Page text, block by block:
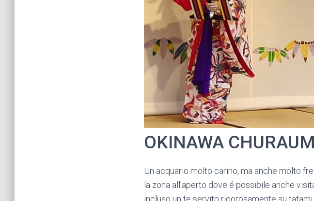
OKINAWA
Un acquario molto carino, ma anche molto
la zona all’aperto dove é possibile anche
incluso un te servito rigorosamente su tatami